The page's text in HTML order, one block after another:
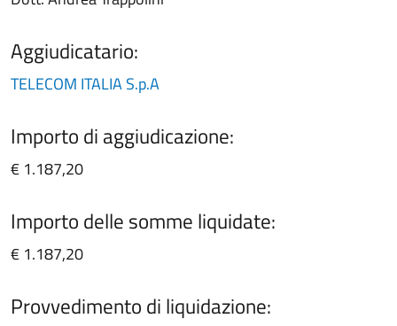
Aggiudicatario:
TELECOM ITALIA S.p.A
Importo di aggiudicazione:
€ 1.187,20
Importo delle somme liquidate:
€ 1.187,20
Provvedimento di liquidazione: